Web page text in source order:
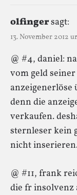
olfingersagt:
13. November 2012
@ #4, daniel:
vom geld
anzeigenerlöse
denn die
verkaufen.
sternleser kein
nicht
@ #11, frank
die fr insolvenz